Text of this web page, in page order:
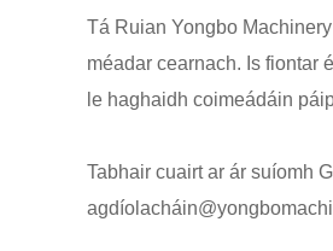
Tá Ruian Yongbo
méadar cearnach. Is fiontar
le haghaidh coimeádáin
Tabhair cuairt ar ár suíomh
ag